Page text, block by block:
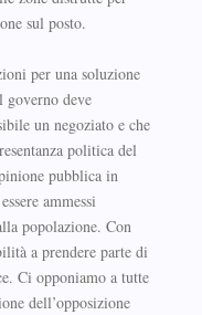
sul posto.
per una soluzione
deve
un negoziato e che
politica del
pubblica in
ammessi
popolazione. Con
a prendere parte di
Ci opponiamo a tutte
dell’opposizione